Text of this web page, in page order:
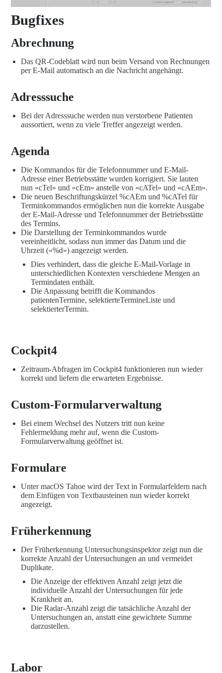
Bugfixes
Abrechnung
Das QR-Codeblatt wird nun beim Versand von Rechnungen
per E-Mail automatisch an die Nachricht angehängt.
Adresssuche
Bei der Adresssuche werden nun verstorbene Patienten
aussortiert, wenn zu viele Treffer angezeigt werden.
Agenda
Die Kommandos für die Telefonnummer und E-Mail-
Adresse einer Betriebsstätte wurden korrigiert. Sie lauten
nun «cTel» und «cEm» anstelle von «cATel» und «cAEm».
Die neuen Beschriftungskürzel %cAEm und %cATel für
Terminkommandos ermöglichen nun die korrekte Ausgabe
der E-Mail-Adresse und Telefonnummer der Betriebsstätte
des Termins.
Die Darstellung der Terminkommandos wurde
vereinheitlicht, sodass nun immer das Datum und die
Uhrzeit («%d») angezeigt werden.
Dies verhindert, dass die gleiche E-Mail-Vorlage in
unterschiedlichen Kontexten verschiedene Mengen an
Termindaten enthält.
Die Anpassung betrifft die Kommandos
patientenTermine, selektierteTermineListe und
selektierterTermin.
Cockpit4
Zeitraum-Abfragen im Cockpit4 funktionieren nun wieder
korrekt und liefern die erwarteten Ergebnisse.
Custom-Formularverwaltung
Bei einem Wechsel des Nutzers tritt nun keine
Fehlermeldung mehr auf, wenn die Custom-
Formularverwaltung geöffnet ist.
Formulare
Unter macOS Tahoe wird der Text in Formularfeldern nach
dem Einfügen von Textbausteinen nun wieder korrekt
angezeigt.
Früherkennung
Der Früherkennung Untersuchungsinspektor zeigt nun die
korrekte Anzahl der Untersuchungen an und vermeidet
Duplikate.
Die Anzeige der effektiven Anzahl zeigt jetzt die
individuelle Anzahl der Untersuchungen für jede
Krankheit an.
Die Radar-Anzahl zeigt die tatsächliche Anzahl der
Untersuchungen an, anstatt eine gewichtete Summe
darzustellen.
Labor